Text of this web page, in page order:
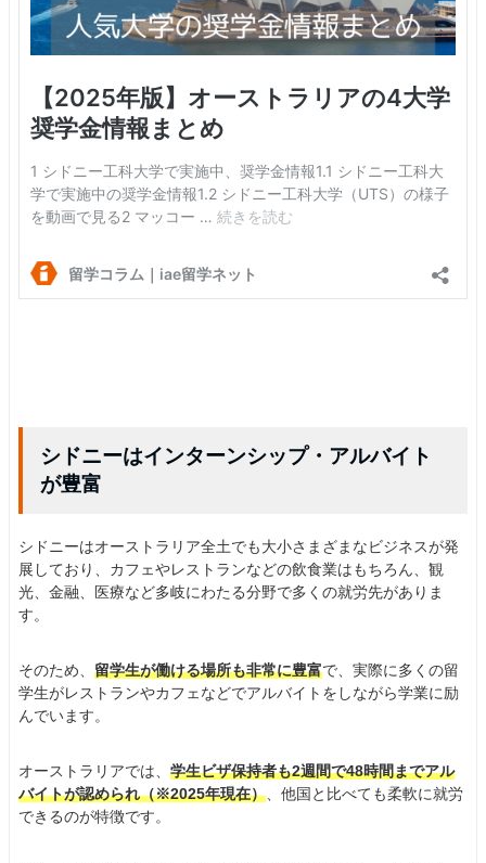
シドニーはインターンシップ・アルバイト
が豊富
シドニーはオーストラリア全土でも大小さまざまなビジネスが発
展しており、カフェやレストランなどの飲食業はもちろん、観
光、金融、医療など多岐にわたる分野で多くの就労先がありま
す。
そのため、 留学生が働ける場所も非常に豊富で、実際に多くの留
学生がレストランやカフェなどでアルバイトをしながら学業に励
んでいます。
オーストラリアでは、 学生ビザ保持者も2週間で48時間までアル
バイトが認められ（※2025年現在）、他国と比べても柔軟に就労
できるのが特徴です。